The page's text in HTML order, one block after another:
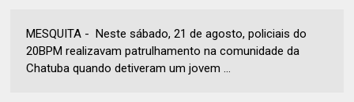
MESQUITA - Neste sábado, 21 de agosto, policiais do
20BPM realizavam patrulhamento na comunidade da
Chatuba quando detiveram um jovem ...